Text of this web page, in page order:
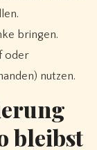
bringen.
oder
nutzen.
bleibst